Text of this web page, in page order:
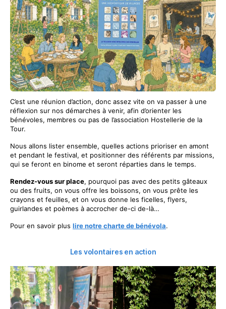
C’est une réunion d’action, donc assez vite on va passer à une
réflexion sur nos démarches à venir, afin d’orienter les
bénévoles, membres ou pas de l’association Hostellerie de la
Tour.
Nous allons lister ensemble, quelles actions prioriser en amont
et pendant le festival, et positionner des référents par missions,
qui se feront en binome et seront réparties dans le temps.
Rendez-vous sur place, pourquoi pas avec des petits gâteaux
ou des fruits, on vous offre les boissons, on vous prête les
crayons et feuilles, et on vous donne les ficelles, flyers,
guirlandes et poèmes à accrocher de-ci de-là…
Pour en savoir plus lire notre charte de bénévola.
Les volontaires en action